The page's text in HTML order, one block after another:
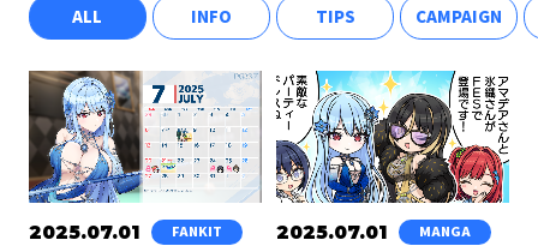
ALL INFO TIPS CAMPAIGN
2025.07.01 FANKIT 2025.07.01 MANGA